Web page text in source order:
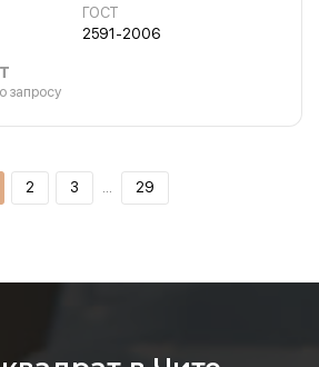
ГОСТ
2591-2006
запросу
2 3 … 29